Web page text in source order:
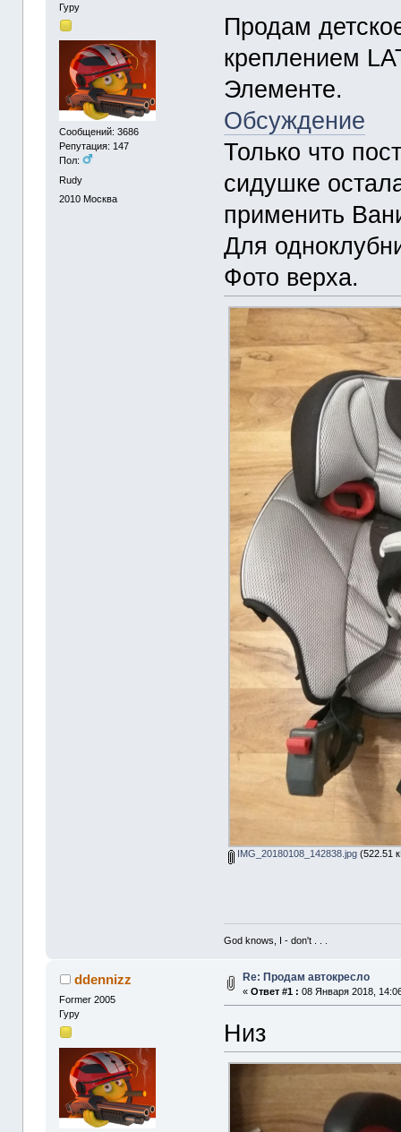
Гуру
Сообщений: 3686
Репутация: 147
Пол:
Rudy
2010 Москва
Продам
креплением
Элементе.
Обсуждение
Только что
сидушке
применить
Для
Фото верха.
IMG_20180108_142838.jpg (522.51
God knows, I - don't . . .
ddennizz
Former 2005
Гуру
Re: Продам автокресло
«Ответ #1 : 08 Января 2018,
Низ